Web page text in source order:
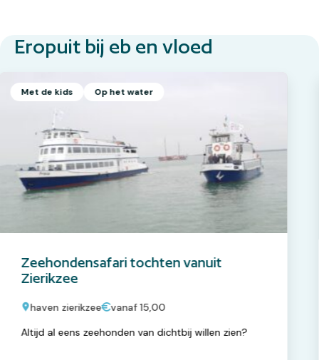
Eropuit bij eb en vloed
Met de kids Op het water
Zeehondensafari tochten vanuit
Zierikzee
haven zierikzee
vanaf 15,00
Altijd al eens zeehonden van dichtbij willen zien?